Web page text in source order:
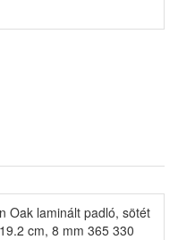
Oak laminált padló, sötét
cm, 8 mm 365 330